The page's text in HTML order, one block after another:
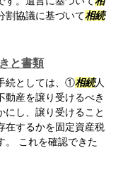
割協議に基づいて相続
と書類
続としては、①相続人
動産を譲り受けるべき
にし、譲り受けること
在するかを固定資産税
。 これを確認できた